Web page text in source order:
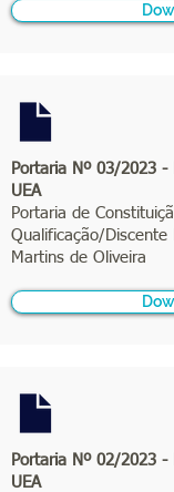
Portaria Nº 03/2023 -
UEA
Portaria de
Qualificação/Discente
Martins de Oliveira
Portaria Nº 02/2023 -
UEA